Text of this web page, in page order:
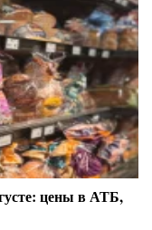
цены в АТБ,